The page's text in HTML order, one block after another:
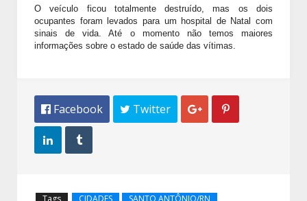
O veículo ficou totalmente destruído, mas os dois
ocupantes foram levados para um hospital de Natal com
sinais de vida. Até o momento não temos maiores
informações sobre o estado de saúde das vítimas.
 Facebook  Twitter  
 
Tags CIDADES SANTO ANTÔNIO/RN